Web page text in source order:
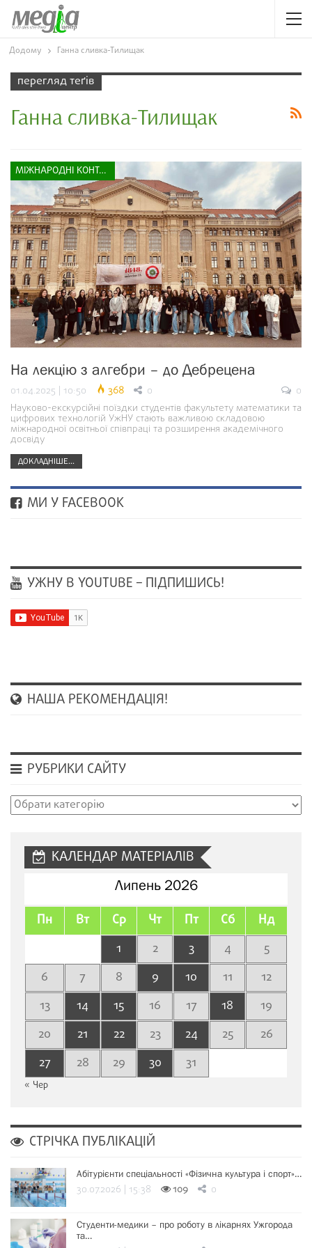
Додому Ганна сливка-Тилищак
перегляд теґів
Ганна сливка-Тилищак
МІЖНАРОДНІ КОНТАКТИ
На лекцію з алгебри – до Дебрецена
01.04.2025 | 10:50 368 0
0
Науково-екскурсійні поїздки студентів факультету математики та
цифрових технологій УжНУ стають важливою складовою
міжнародної освітньої співпраці та розширення академічного
досвіду
ДОКЛАДНІШЕ...
МИ У FACEBOOK
УЖНУ В YOUTUBE – ПІДПИШИСЬ!
НАША РЕКОМЕНДАЦІЯ!
РУБРИКИ САЙТУ
Рубрики
КАЛЕНДАР МАТЕРІАЛІВ
Липень 2026
Пн Вт Ср Чт Пт Сб Нд
1 2 3 4
5
6
7 8 9 10 11
12
13
14 15 16 17 18
19
20
21 22 23 24 25
26
27
28 29 30 31
« Чер
СТРІЧКА ПУБЛІКАЦІЙ
Абітурієнти спеціальності «Фізична культура і спорт»…
30.07.2026 | 15:38 109 0
Студенти-медики – про роботу в лікарнях Ужгорода
та…